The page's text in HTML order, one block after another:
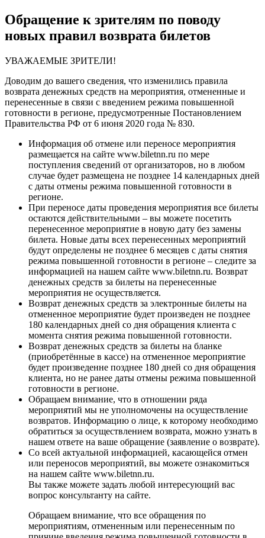
Обращение к зрителям по поводу
новых правил возврата билетов
УВАЖАЕМЫЕ ЗРИТЕЛИ!
Доводим до вашего сведения, что изменились правила
возврата денежных средств на мероприятия, отмененные и
перенесенные в связи с введением режима повышенной
готовности в регионе, предусмотренные Постановлением
Правительства РФ от 6 июня 2020 года № 830.
Информация об отмене или переносе мероприятия
размещается на сайте www.biletnn.ru по мере
поступления сведений от организаторов, но в любом
случае будет размещена не позднее 14 календарных дней
с даты отмены режима повышенной готовности в
регионе.
При переносе даты проведения мероприятия все билеты
остаются действительными – вы можете посетить
перенесенное мероприятие в новую дату без замены
билета. Новые даты всех перенесенных мероприятий
будут определены не позднее 6 месяцев с даты снятия
режима повышенной готовности в регионе – следите за
информацией на нашем сайте www.biletnn.ru. Возврат
денежных средств за билеты на перенесенные
мероприятия не осуществляется.
Возврат денежных средств за электронные билеты на
отмененное мероприятие будет произведен не позднее
180 календарных дней со дня обращения клиента с
момента снятия режима повышенной готовности.
Возврат денежных средств за билеты на бланке
(приобретённые в кассе) на отмененное мероприятие
будет произведенне позднее 180 дней со дня обращения
клиента, но не ранее даты отмены режима повышенной
готовности в регионе.
Обращаем внимание, что в отношении ряда
мероприятий мы не уполномочены на осуществление
возвратов. Информацию о лице, к которому необходимо
обратиться за осуществлением возврата, можно узнать в
нашем ответе на ваше обращение (заявление о возврате).
Со всей актуальной информацией, касающейся отмен
или переносов мероприятий, вы можете ознакомиться
на нашем сайте www.biletnn.ru.
Вы также можете задать любой интересующий вас
вопрос консультанту на сайте.
Обращаем внимание, что все обращения по
мероприятиям, отмененным или перенесенным по